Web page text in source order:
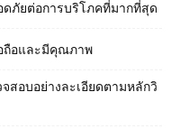
ภัยต่อการบริโภคที่มากที่สุด
ถือและมีคุณภาพ
สอบอย่างละเอียดตามหลักวิ